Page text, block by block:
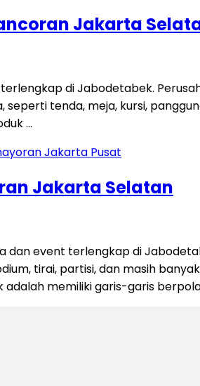
Jakarta
di Jabodetabek.
tenda, meja, kursi,
…
Jakarta Selatan
dan event terlengkap di
tirai, partisi, dan masih
adalah memiliki garis-garis